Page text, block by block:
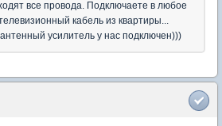
все провода. Подключаете в любое
кабель из квартиры...
усилитель у нас подключен)))